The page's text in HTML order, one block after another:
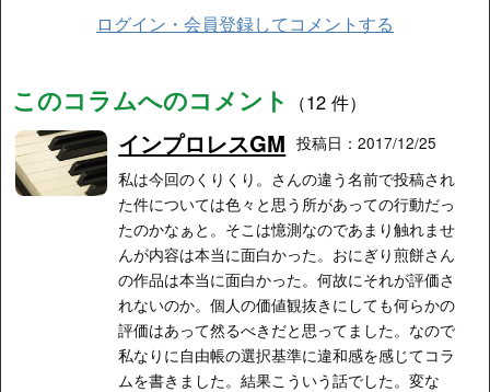
ログイン・会員登録してコメントする
このコラムへのコメント （12 件）
インプロレスGM 投稿日：2017/12/25
私は今回のくりくり。さんの違う名前で投稿され
た件については色々と思う所があっての行動だっ
たのかなぁと。そこは憶測なのであまり触れませ
んが内容は本当に面白かった。おにぎり煎餅さん
の作品は本当に面白かった。何故にそれが評価さ
れないのか。個人の価値観抜きにしても何らかの
評価はあって然るべきだと思ってました。なので
私なりに自由帳の選択基準に違和感を感じてコラ
ムを書きました。結果こういう話でした。変な